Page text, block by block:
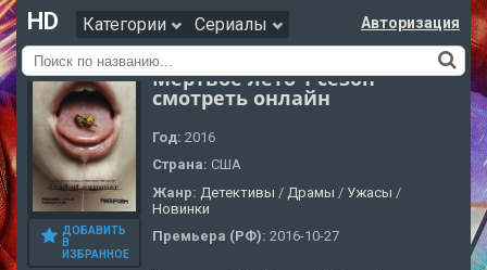
HD Категории Сериалы Авторизация
ДОБАВИТЬ
В
ИЗБРАННОЕ
Мертвое лето 1 сезон
смотреть онлайн
Год: 2016
Страна: США
Жанр: Детективы / Драмы / Ужасы /
Новинки
Премьера (РФ): 2016-10-27